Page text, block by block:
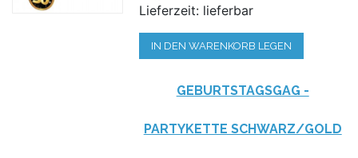
Lieferzeit: lieferbar
IN DEN WARENKORB LEGEN
GEBURTSTAGSGAG -
PARTYKETTE SCHWARZ/GOLD